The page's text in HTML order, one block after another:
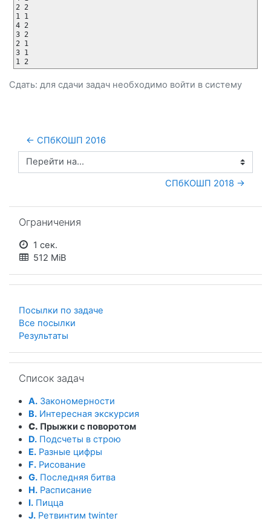
2 2
1 1
4 2
3 2
2 1
3 1
1 2
Сдать: для сдачи задач необходимо войти в систему
← СПбКОШП 2016
Перейти на...
СПбКОШП 2018 →
Ограничения
1 сек.
512 MiB
Посылки по задаче
Все посылки
Результаты
Список задач
A. Закономерности
B. Интересная экскурсия
C. Прыжки с поворотом
D. Подсчеты в строю
E. Разные цифры
F. Рисование
G. Последняя битва
H. Расписание
I. Пицца
J. Ретвинтим twinter